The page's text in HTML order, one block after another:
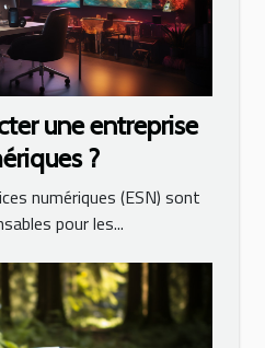
une entreprise
?
numériques (ESN) sont
pour les...